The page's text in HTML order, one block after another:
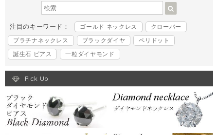
注目のキーワード： ゴールド ネックレス
クローバー
プラチナネックレス
ブラックダイヤ
ペリドット
誕生石 ピアス
一粒ダイヤモンド
Pick Up